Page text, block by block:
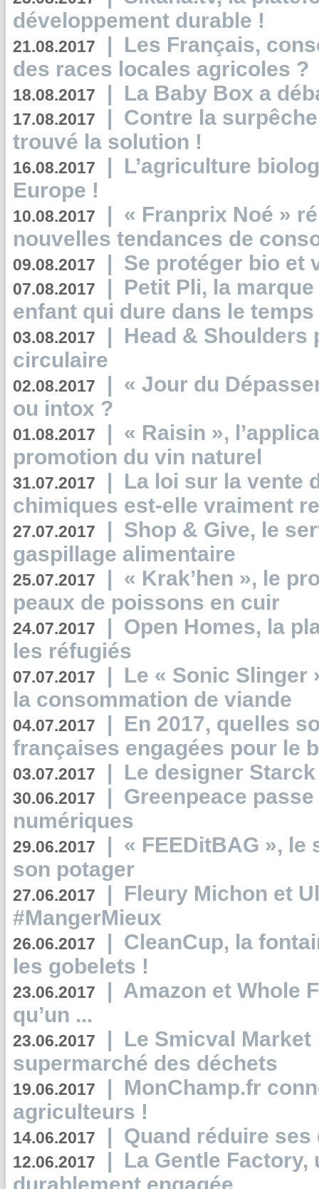
développement durable !
21.08.2017 | Les Français,
des races locales agricoles ?
18.08.2017 | La Baby Box a
17.08.2017 | Contre la
trouvé la solution !
16.08.2017 | L’agriculture
Europe !
10.08.2017 | « Franprix Noé »
nouvelles tendances de
09.08.2017 | Se protéger bio et
07.08.2017 | Petit Pli, la
enfant qui dure dans le temps
03.08.2017 | Head & Shoulders
circulaire
02.08.2017 | « Jour du
ou intox ?
01.08.2017 | « Raisin »,
promotion du vin naturel
31.07.2017 | La loi sur la vente
chimiques est-elle vraiment
27.07.2017 | Shop & Give, le
gaspillage alimentaire
25.07.2017 | « Krak’hen », le
peaux de poissons en cuir
24.07.2017 | Open Homes, la
les réfugiés
07.07.2017 | Le « Sonic Slinger
la consommation de viande
04.07.2017 | En 2017, quelles
françaises engagées pour le
03.07.2017 | Le designer
30.06.2017 | Greenpeace
numériques
29.06.2017 | « FEEDitBAG », le
son potager
27.06.2017 | Fleury Michon et
#MangerMieux
26.06.2017 | CleanCup, la
les gobelets !
23.06.2017 | Amazon et Whole
qu’un ...
23.06.2017 | Le Smicval
supermarché des déchets
19.06.2017 | MonChamp.fr
agriculteurs !
14.06.2017 | Quand réduire
12.06.2017 | La Gentle